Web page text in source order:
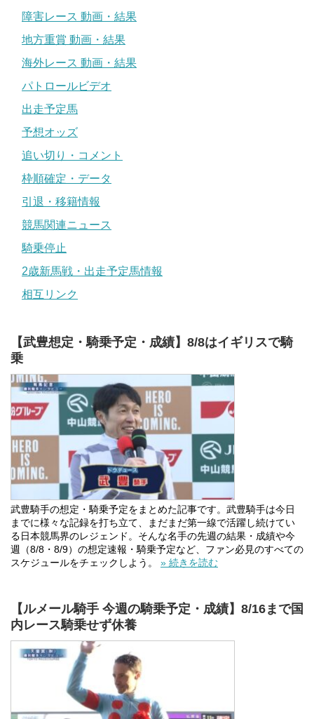
障害レース 動画・結果
地方重賞 動画・結果
海外レース 動画・結果
パトロールビデオ
出走予定馬
予想オッズ
追い切り・コメント
枠順確定・データ
引退・移籍情報
競馬関連ニュース
騎乗停止
2歳新馬戦・出走予定馬情報
相互リンク
【武豊想定・騎乗予定・成績】8/8はイギリスで騎
乗
武豊騎手の想定・騎乗予定をまとめた記事です。武豊騎手は今日
までに様々な記録を打ち立て、まだまだ第一線で活躍し続けてい
る日本競馬界のレジェンド。そんな名手の先週の結果・成績や今
週（8/8・8/9）の想定速報・騎乗予定など、ファン必見のすべての
スケジュールをチェックしよう。 » 続きを読む
【ルメール騎手 今週の騎乗予定・成績】8/16まで国
内レース騎乗せず休養